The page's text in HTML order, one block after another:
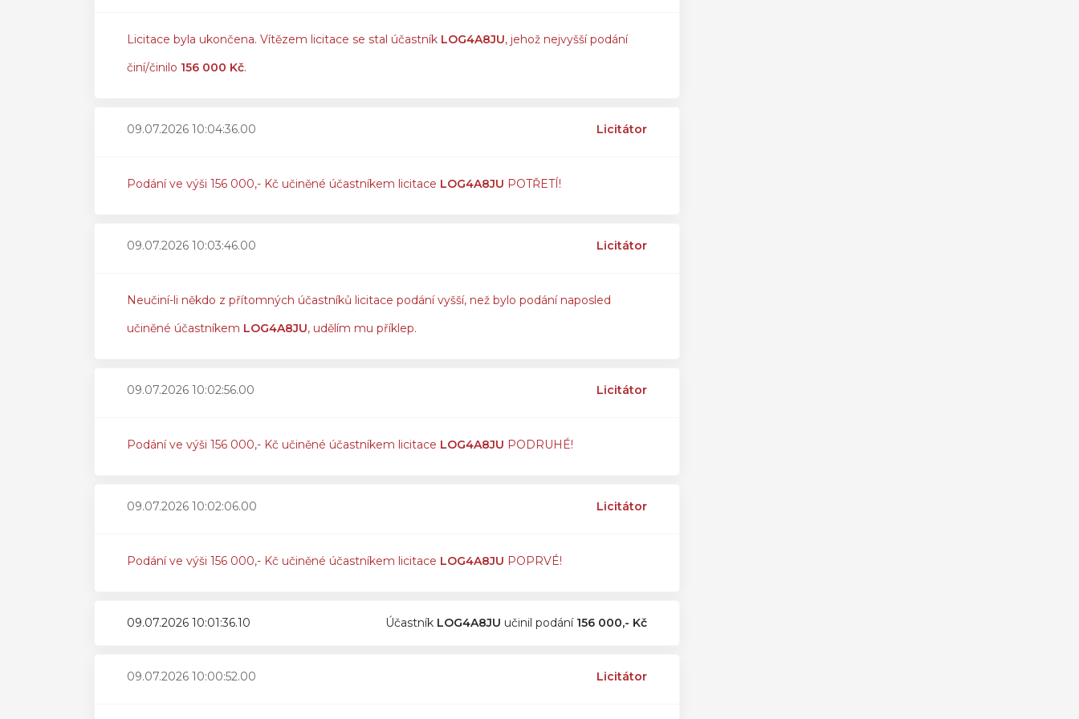
Licitace byla ukončena. Vítězem licitace se stal účastník LOG4A8JU, jehož nejvyšší podání
činí/činilo 156 000 Kč.
09.07.2026 10:04:36.00 Licitátor
Podání ve výši 156 000,- Kč učiněné účastníkem licitace LOG4A8JU POTŘETÍ!
09.07.2026 10:03:46.00 Licitátor
Neučiní-li někdo z přítomných účastníků licitace podání vyšší, než bylo podání naposled
učiněné účastníkem LOG4A8JU, udělím mu příklep.
09.07.2026 10:02:56.00 Licitátor
Podání ve výši 156 000,- Kč učiněné účastníkem licitace LOG4A8JU PODRUHÉ!
09.07.2026 10:02:06.00 Licitátor
Podání ve výši 156 000,- Kč učiněné účastníkem licitace LOG4A8JU POPRVÉ!
09.07.2026 10:01:36.10 Účastník LOG4A8JU učinil podání 156 000,- Kč
09.07.2026 10:00:52.00 Licitátor